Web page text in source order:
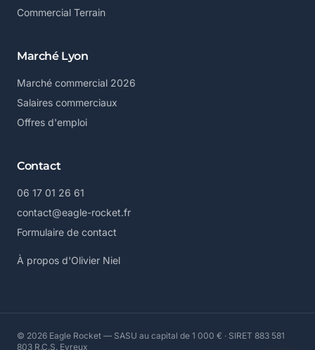
Commercial Terrain
Marché Lyon
Marché commercial 2026
Salaires commerciaux
Offres d'emploi
Contact
06 17 01 26 61
contact@eagle-rocket.fr
Formulaire de contact
À propos d'Olivier Niel
© 2026 Eagle Rocket — SASU au capital de 1 000 € · SIRET 883 581
803 R.C.S. Evreux